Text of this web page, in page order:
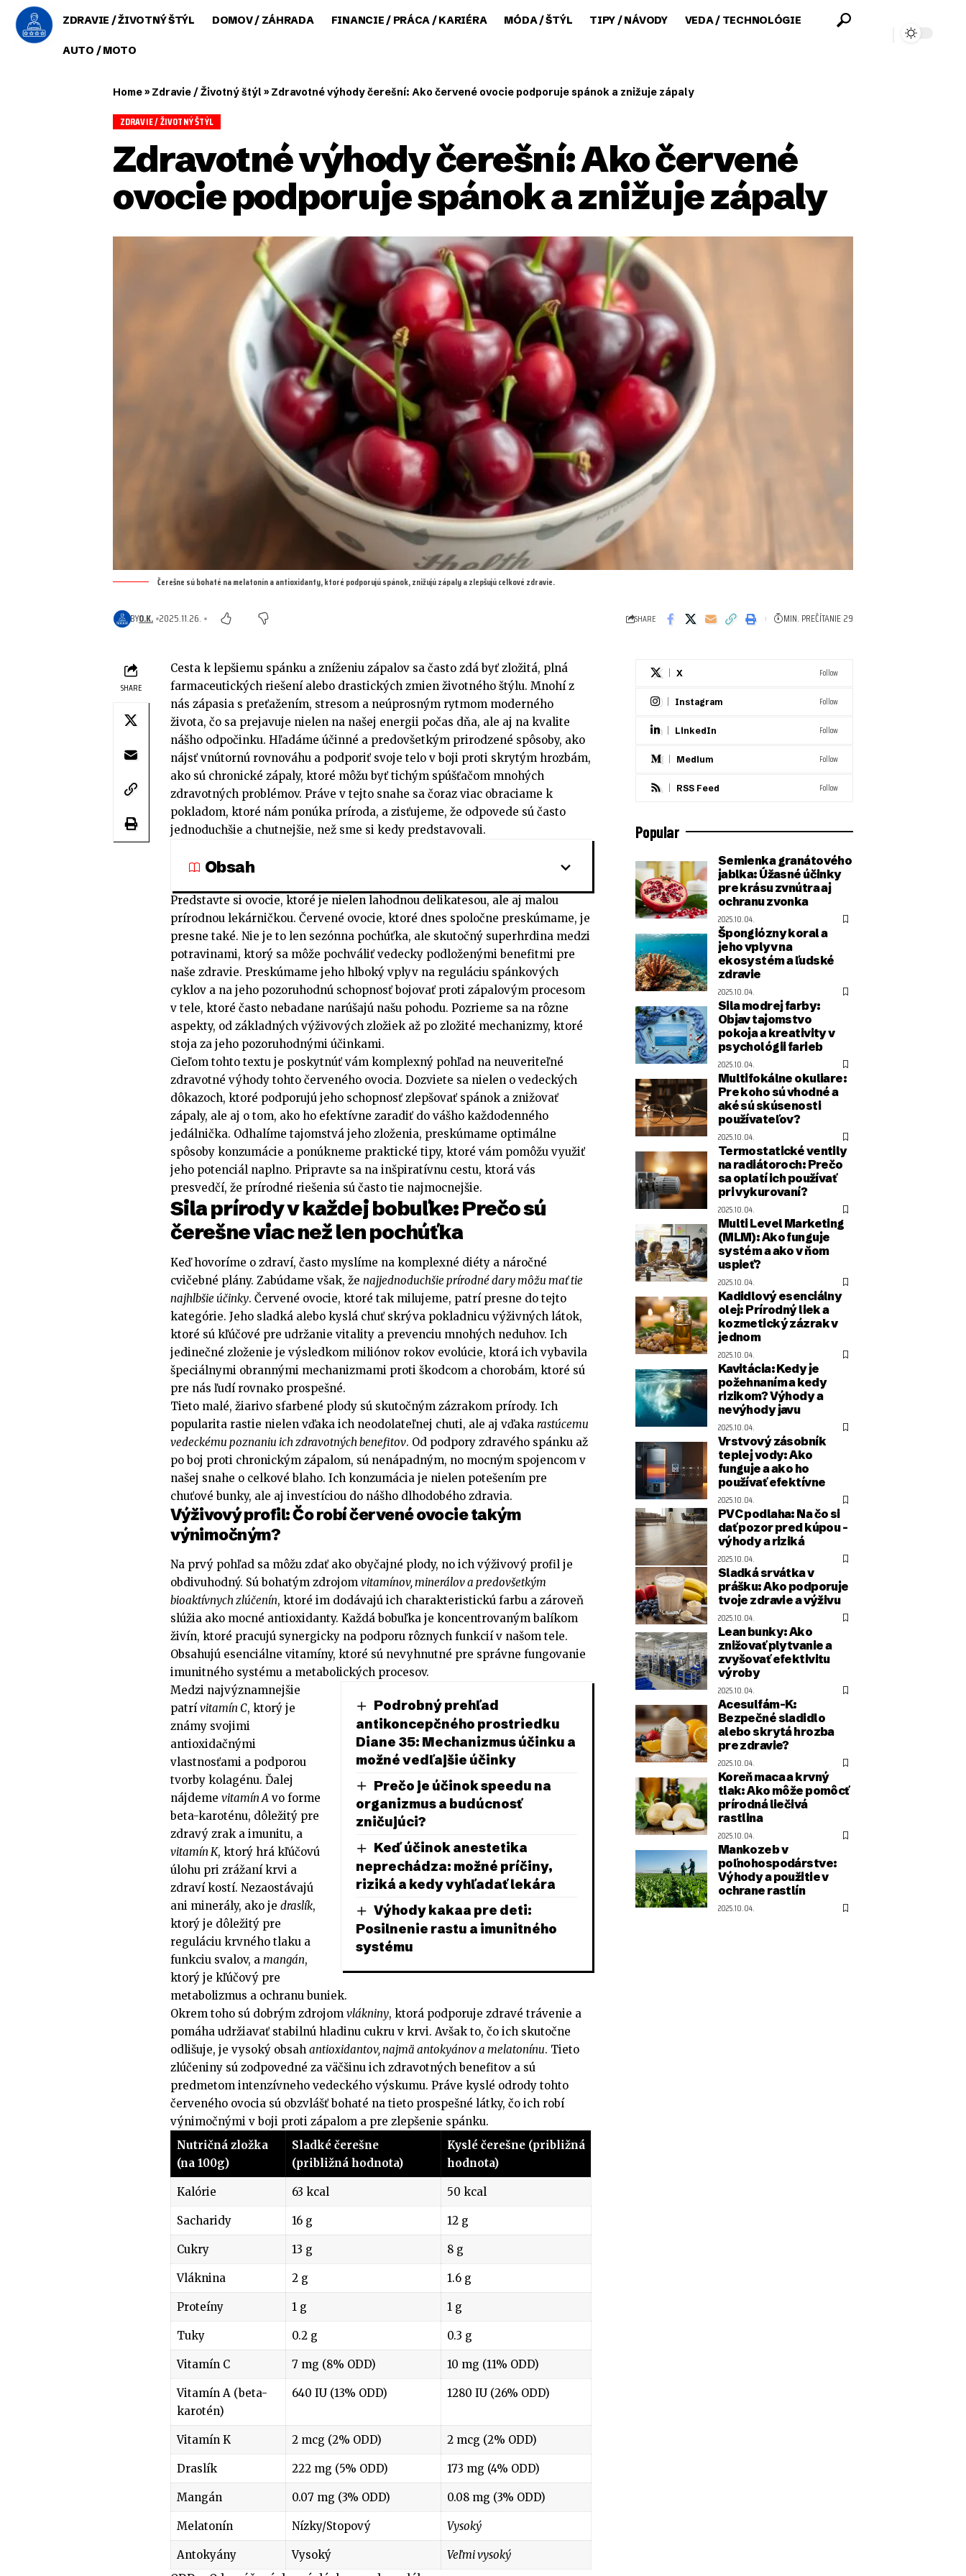
ZDRAVIE / ŽIVOTNÝ ŠTÝL DOMOV / ZÁHRADA FINANCIE / PRÁCA / KARIÉRA MÓDA / ŠTÝL TIPY / NÁVODY VEDA / TECHNOLÓGIE
AUTO / MOTO
Home» Zdravie / Životný štýl » Zdravotné výhody čerešní: Ako červené ovocie podporuje spánok a znižuje zápaly
ZDRAVIE / ŽIVOTNÝ ŠTÝL
Zdravotné výhody čerešní: Ako červené
ovocie podporuje spánok a znižuje zápaly
Čerešne sú bohaté na melatonín a antioxidanty, ktoré podporujú spánok, znižujú zápaly a zlepšujú celkové zdravie.
BYO.K. 2025.11.26. SHARE MIN. PREČÍTANIE 29
SHARE
Cesta k lepšiemu spánku a zníženiu zápalov sa často zdá byť zložitá, plná
farmaceutických riešení alebo drastických zmien životného štýlu. Mnohí z
nás zápasia s preťažením, stresom a neúprosným rytmom moderného
života, čo sa prejavuje nielen na našej energii počas dňa, ale aj na kvalite
nášho odpočinku. Hľadáme účinné a predovšetkým prirodzené spôsoby, ako
nájsť vnútornú rovnováhu a podporiť svoje telo v boji proti skrytým hrozbám,
ako sú chronické zápaly, ktoré môžu byť tichým spúšťačom mnohých
zdravotných problémov. Práve v tejto snahe sa čoraz viac obraciame k
pokladom, ktoré nám ponúka príroda, a zisťujeme, že odpovede sú často
jednoduchšie a chutnejšie, než sme si kedy predstavovali.
Obsah
Predstavte si ovocie, ktoré je nielen lahodnou delikatesou, ale aj malou
prírodnou lekárničkou. Červené ovocie, ktoré dnes spoločne preskúmame, je
presne také. Nie je to len sezónna pochúťka, ale skutočný superhrdina medzi
potravinami, ktorý sa môže pochváliť vedecky podloženými benefitmi pre
naše zdravie. Preskúmame jeho hlboký vplyv na reguláciu spánkových
cyklov a na jeho pozoruhodnú schopnosť bojovať proti zápalovým procesom
v tele, ktoré často nebadane narúšajú našu pohodu. Pozrieme sa na rôzne
aspekty, od základných výživových zložiek až po zložité mechanizmy, ktoré
stoja za jeho pozoruhodnými účinkami.
Cieľom tohto textu je poskytnúť vám komplexný pohľad na neuveriteľné
zdravotné výhody tohto červeného ovocia. Dozviete sa nielen o vedeckých
dôkazoch, ktoré podporujú jeho schopnosť zlepšovať spánok a znižovať
zápaly, ale aj o tom, ako ho efektívne zaradiť do vášho každodenného
jedálnička. Odhalíme tajomstvá jeho zloženia, preskúmame optimálne
spôsoby konzumácie a ponúkneme praktické tipy, ktoré vám pomôžu využiť
jeho potenciál naplno. Pripravte sa na inšpiratívnu cestu, ktorá vás
presvedčí, že prírodné riešenia sú často tie najmocnejšie.
Sila prírody v každej bobuľke: Prečo sú
čerešne viac než len pochúťka
Keď hovoríme o zdraví, často myslíme na komplexné diéty a náročné
cvičebné plány. Zabúdame však, že najjednoduchšie prírodné dary môžu mať tie
najhlbšie účinky. Červené ovocie, ktoré tak milujeme, patrí presne do tejto
kategórie. Jeho sladká alebo kyslá chuť skrýva pokladnicu výživných látok,
ktoré sú kľúčové pre udržanie vitality a prevenciu mnohých neduhov. Ich
jedinečné zloženie je výsledkom miliónov rokov evolúcie, ktorá ich vybavila
špeciálnymi obrannými mechanizmami proti škodcom a chorobám, ktoré sú
pre nás ľudí rovnako prospešné.
Tieto malé, žiarivo sfarbené plody sú skutočným zázrakom prírody. Ich
popularita rastie nielen vďaka ich neodolateľnej chuti, ale aj vďaka rastúcemu
vedeckému poznaniu ich zdravotných benefitov. Od podpory zdravého spánku až
po boj proti chronickým zápalom, sú nenápadným, no mocným spojencom v
našej snahe o celkové blaho. Ich konzumácia je nielen potešením pre
chuťové bunky, ale aj investíciou do nášho dlhodobého zdravia.
Výživový profil: Čo robí červené ovocie takým
výnimočným?
Na prvý pohľad sa môžu zdať ako obyčajné plody, no ich výživový profil je
obdivuhodný. Sú bohatým zdrojom vitamínov, minerálov a predovšetkým
bioaktívnych zlúčenín, ktoré im dodávajú ich charakteristickú farbu a zároveň
slúžia ako mocné antioxidanty. Každá bobuľka je koncentrovaným balíkom
živín, ktoré pracujú synergicky na podporu rôznych funkcií v našom tele.
Obsahujú esenciálne vitamíny, ktoré sú nevyhnutné pre správne fungovanie
imunitného systému a metabolických procesov.
Podrobný prehľad
antikoncepčného prostriedku
Diane 35: Mechanizmus účinku a
možné vedľajšie účinky
Prečo je účinok speedu na
organizmus a budúcnosť
zničujúci?
Keď účinok anestetika
neprechádza: možné príčiny,
riziká a kedy vyhľadať lekára
Výhody kakaa pre deti:
Posilnenie rastu a imunitného
systému
Medzi najvýznamnejšie
patrívitamín C, ktorý je
známy svojimi
antioxidačnými
vlastnosťami a podporou
tvorby kolagénu. Ďalej
nájdeme vitamín A vo forme
beta-karoténu, dôležitý pre
zdravý zrak a imunitu, a
vitamín K, ktorý hrá kľúčovú
úlohu pri zrážaní krvi a
zdraví kostí. Nezaostávajú
ani minerály, ako je draslík,
ktorý je dôležitý pre
reguláciu krvného tlaku a
funkciu svalov, a mangán,
ktorý je kľúčový pre
metabolizmus a ochranu buniek.
Okrem toho sú dobrým zdrojom vlákniny, ktorá podporuje zdravé trávenie a
pomáha udržiavať stabilnú hladinu cukru v krvi. Avšak to, čo ich skutočne
odlišuje, je vysoký obsah antioxidantov, najmä antokyánov a melatonínu. Tieto
zlúčeniny sú zodpovedné za väčšinu ich zdravotných benefitov a sú
predmetom intenzívneho vedeckého výskumu. Práve kyslé odrody tohto
červeného ovocia sú obzvlášť bohaté na tieto prospešné látky, čo ich robí
výnimočnými v boji proti zápalom a pre zlepšenie spánku.
Nutričná zložka
(na 100g)
Sladké čerešne
(približná hodnota)
Kyslé čerešne (približná
hodnota)
Kalórie 63 kcal 50 kcal
Sacharidy 16 g 12 g
Cukry 13 g 8 g
Vláknina 2 g 1.6 g
Proteíny 1 g 1 g
Tuky 0.2 g 0.3 g
Vitamín C 7 mg (8% ODD) 10 mg (11% ODD)
Vitamín A (beta-
karotén)
640 IU (13% ODD) 1280 IU (26% ODD)
Vitamín K 2 mcg (2% ODD) 2 mcg (2% ODD)
Draslík 222 mg (5% ODD) 173 mg (4% ODD)
Mangán 0.07 mg (3% ODD) 0.08 mg (3% ODD)
Melatonín Nízky/Stopový Vysoký
Antokyány Vysoký
Veľmi vysoký
X Follow
Instagram Follow
LinkedIn Follow
Medium Follow
RSS Feed Follow
Popular
Semienka granátového
jablka: Úžasné účinky
pre krásu zvnútra aj
ochranu zvonka
2025.10.04.
Špongiózny koral a
jeho vplyv na
ekosystém a ľudské
zdravie
2025.10.04.
Sila modrej farby:
Objav tajomstvo
pokoja a kreativity v
psychológii farieb
2025.10.04.
Multifokálne okuliare:
Pre koho sú vhodné a
aké sú skúsenosti
používateľov?
2025.10.04.
Termostatické ventily
na radiátoroch: Prečo
sa oplatí ich používať
pri vykurovaní?
2025.10.04.
Multi Level Marketing
(MLM): Ako funguje
systém a ako v ňom
uspieť?
2025.10.04.
Kadidlový esenciálny
olej: Prírodný liek a
kozmetický zázrak v
jednom
2025.10.04.
Kavitácia: Kedy je
požehnaním a kedy
rizikom? Výhody a
nevýhody javu
2025.10.04.
Vrstvový zásobník
teplej vody: Ako
funguje a ako ho
používať efektívne
2025.10.04.
PVC podlaha: Na čo si
dať pozor pred kúpou –
výhody a riziká
2025.10.04.
Sladká srvátka v
prášku: Ako podporuje
tvoje zdravie a výživu
2025.10.04.
Lean bunky: Ako
znižovať plytvanie a
zvyšovať efektivitu
výroby
2025.10.04.
Acesulfám-K:
Bezpečné sladidlo
alebo skrytá hrozba
pre zdravie?
2025.10.04.
Koreň maca a krvný
tlak: Ako môže pomôcť
prírodná liečivá
rastlina
2025.10.04.
Mankozeb v
poľnohospodárstve:
Výhody a použitie v
ochrane rastlín
2025.10.04.